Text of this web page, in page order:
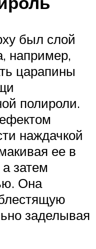
был слой
например,
царапины
полироли.
наждачкой
ее в
затем
Она
заделывая